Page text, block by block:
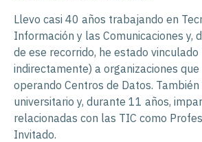
Llevo casi 40 años trabajando en
Información y las Comunicaciones y,
de ese recorrido, he estado
indirectamente) a organizaciones
operando Centros de Datos.
universitario y, durante 11 años,
relacionadas con las TIC como
Invitado.